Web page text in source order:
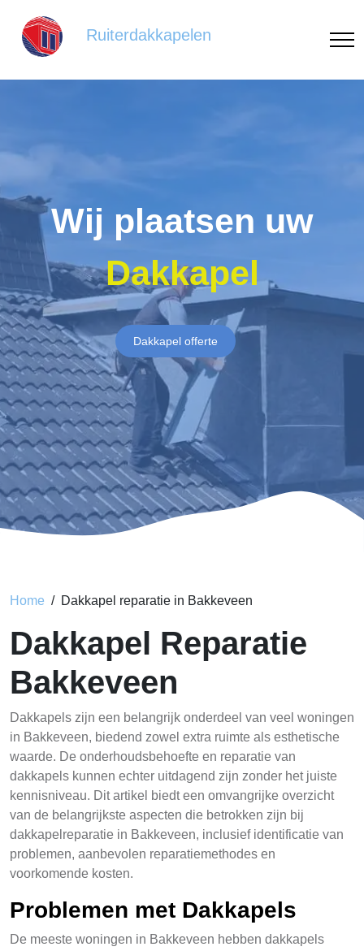
Ruiterdakkapelen
Wij plaatsen uw
Dakkapel
Dakkapel offerte
Home Dakkapel reparatie in Bakkeveen
Dakkapel Reparatie
Bakkeveen
Dakkapels zijn een belangrijk onderdeel van veel woningen
in Bakkeveen, biedend zowel extra ruimte als esthetische
waarde. De onderhoudsbehoefte en reparatie van
dakkapels kunnen echter uitdagend zijn zonder het juiste
kennisniveau. Dit artikel biedt een omvangrijke overzicht
van de belangrijkste aspecten die betrokken zijn bij
dakkapelreparatie in Bakkeveen, inclusief identificatie van
problemen, aanbevolen reparatiemethodes en
voorkomende kosten.
Problemen met Dakkapels
De meeste woningen in Bakkeveen hebben dakkapels